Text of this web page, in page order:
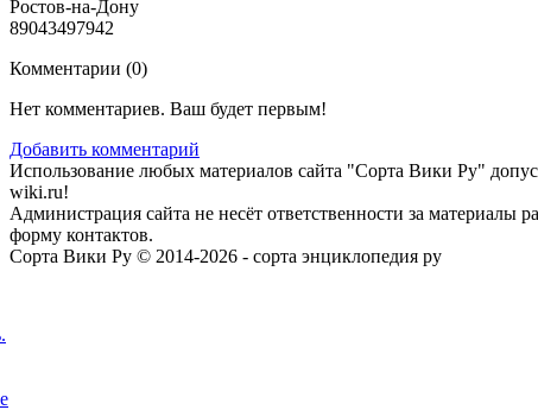
Ростов-на-Дону
89043497942
Комментарии (0)
Нет комментариев. Ваш будет первым!
Добавить комментарий
Использование любых материалов сайта "Сорта Вики Ру"
wiki.ru!
Администрация сайта не несёт ответственности за
форму контактов.
Сорта Вики Ру © 2014-2026 - сорта энциклопедия ру